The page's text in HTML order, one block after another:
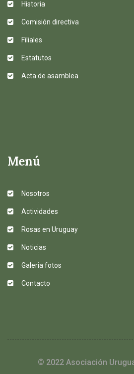
Historia
Comisión directiva
Filiales
Estatutos
Acta de asamblea
Menú
Nosotros
Actividades
Rosas en Uruguay
Noticias
Galeria fotos
Contacto
© 2022 Asociación